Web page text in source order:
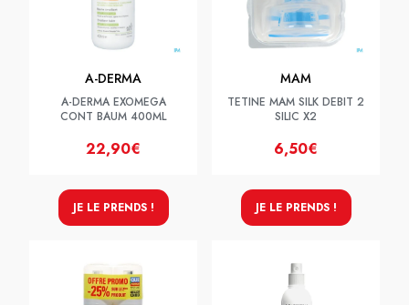
A-DERMA
A-DERMA EXOMEGA
CONT BAUM 400ML
22,90€
JE LE PRENDS !
MAM
TETINE MAM SILK DEBIT 2
SILIC X2
6,50€
JE LE PRENDS !